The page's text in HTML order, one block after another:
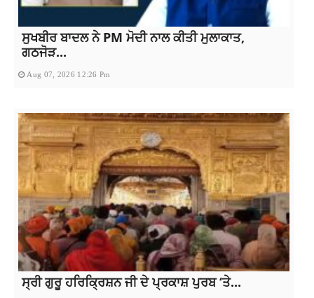
ਸੁਖਬੀਰ ਬਾਦਲ ਨੇ PM ਮੋਦੀ ਨਾਲ ਕੀਤੀ ਮੁਲਾਕਾਤ,
ਗਠਜੋੜ...
Aug 07, 2026 12:26 Pm
ਸ੍ਰੀ ਗੁਰੂ ਹਰਿਕ੍ਰਿਸ਼ਨ ਜੀ ਦੇ ਪ੍ਰਕਾਸ਼ ਪੁਰਬ ‘ਤੇ...